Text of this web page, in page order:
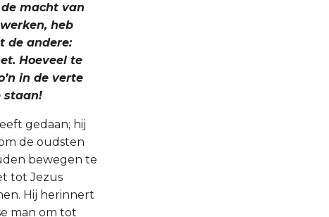
macht van
heb
de andere:
Hoeveel te
in de verte
staan!
gedaan; hij
de oudsten
bewegen te
tot Jezus
Hij herinnert
man om tot